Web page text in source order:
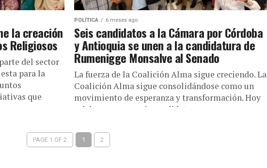
la creación
Religiosos
del sector
para la
que
POLÍTICA 6 meses ago
Seis candidatos a la Cámara por Córdoba
y Antioquia se unen a la candidatura de
Rumenigge Monsalve al Senado
La fuerza de la Coalición Alma sigue creciendo. La
Coalición Alma sigue consolidándose como un
movimiento de esperanza y transformación. Hoy
celebramos que seis candidatos a...
PAGE 1 OF 2 1 2